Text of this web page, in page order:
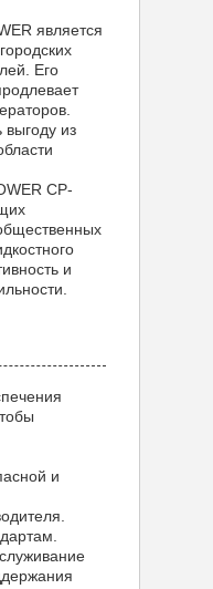
является
Его
из
CP-
и
и